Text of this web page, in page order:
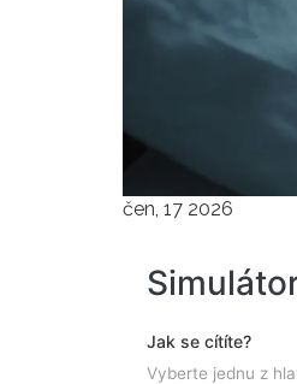
čen, 17 2026
Jak se cítíte?
Vyberte jednu z